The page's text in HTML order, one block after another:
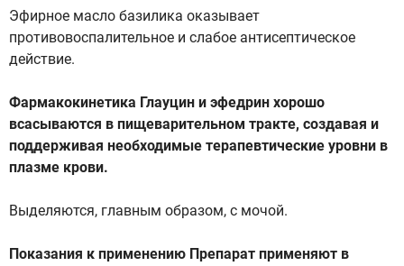
Эфирное масло базилика оказывает
противовоспалительное и слабое антисептическое
действие.
Фармакокинетика Глауцин и эфедрин хорошо
всасываются в пищеварительном тракте, создавая и
поддерживая необходимые терапевтические уровни в
плазме крови.
Выделяются, главным образом, с мочой.
Показания к применению Препарат применяют в